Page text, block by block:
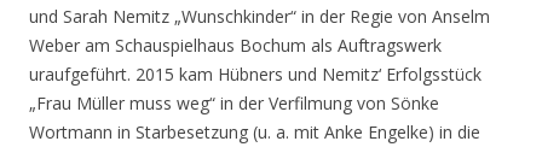
und Sarah Nemitz „Wunschkinder“ in der Regie von Anselm
Weber am Schauspielhaus Bochum als Auftragswerk
uraufgeführt. 2015 kam Hübners und Nemitz‘ Erfolgsstück
„Frau Müller muss weg“ in der Verfilmung von Sönke
Wortmann in Starbesetzung (u. a. mit Anke Engelke) in die